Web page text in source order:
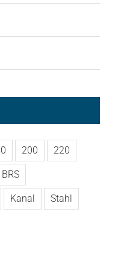
200 220
BRS
Kanal Stahl